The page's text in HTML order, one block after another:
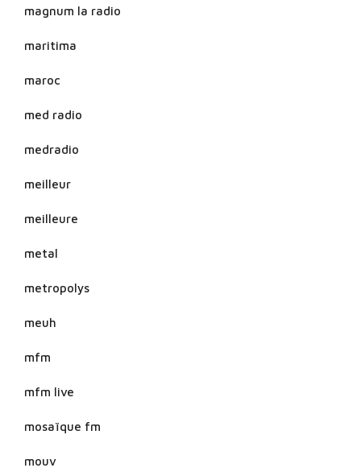
magnum la radio
maritima
maroc
med radio
medradio
meilleur
meilleure
metal
metropolys
meuh
mfm
mfm live
mosaïque fm
mouv